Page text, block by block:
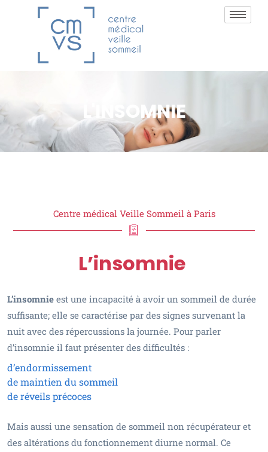
L'INSOMNIE
Centre médical Veille Sommeil à Paris
L’insomnie
L’insomnie est une incapacité à avoir un sommeil de durée
suffisante; elle se caractérise par des signes survenant la
nuit avec des répercussions la journée. Pour parler
d’insomnie il faut présenter des difficultés :
d’endormissement
de maintien du sommeil
de réveils précoces
Mais aussi une sensation de sommeil non récupérateur et
des altérations du fonctionnement diurne normal. Ce